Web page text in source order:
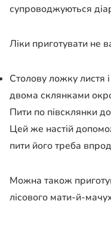
супроводжуються
Ліки приготувати не
Столову ложку листя
двома склянками
Пити по півсклянки
Цей же настій
пити його треба
Можна також
лісового мати-й-